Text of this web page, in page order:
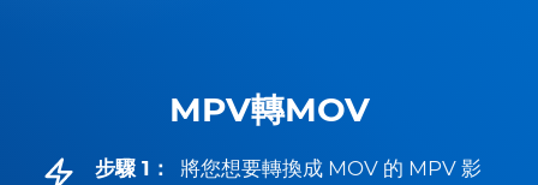
MPV轉MOV
步驟 1：
將您想要轉換成 MOV 的 MPV 影